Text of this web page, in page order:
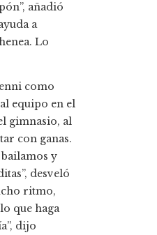
añadió
a
Lo
como
equipo en el
gimnasio, al
con ganas.
bailamos y
desveló
ritmo,
que haga
dijo